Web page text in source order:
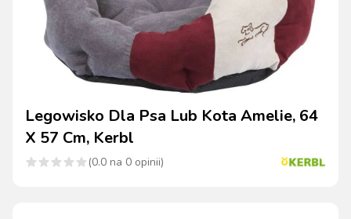
Legowisko Dla Psa Lub Kota Amelie, 64
X 57 Cm, Kerbl
(0.0 na 0 opinii)